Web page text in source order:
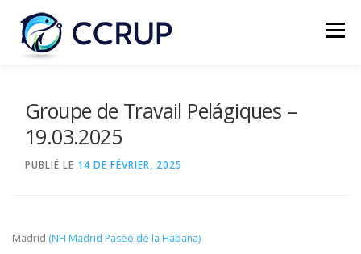
Menu
Groupe de Travail Pelágiques –
19.03.2025
PUBLIÉ LE 14 DE FÉVRIER, 2025
Madrid (NH Madrid Paseo de la Habana)